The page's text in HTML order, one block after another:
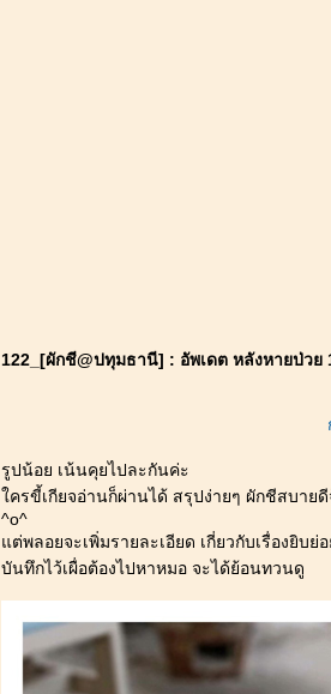
122_[ผักชี@ปทุมธานี] : อัพเดต หลังหายป่วย
รูปน้อย เน้นคุยไปละกันค่ะ
ครขี้เกียจอ่านก็ผ่านได้ สรุปง่ายๆ ผักชีสบายดี
^o^
ต่พลอยจะเพิ่มรายละเอียด เกี่ยวกับเรื่องยิบย่
บันทึกไว้เผื่อต้องไปหาหมอ จะได้ย้อนทวนดู